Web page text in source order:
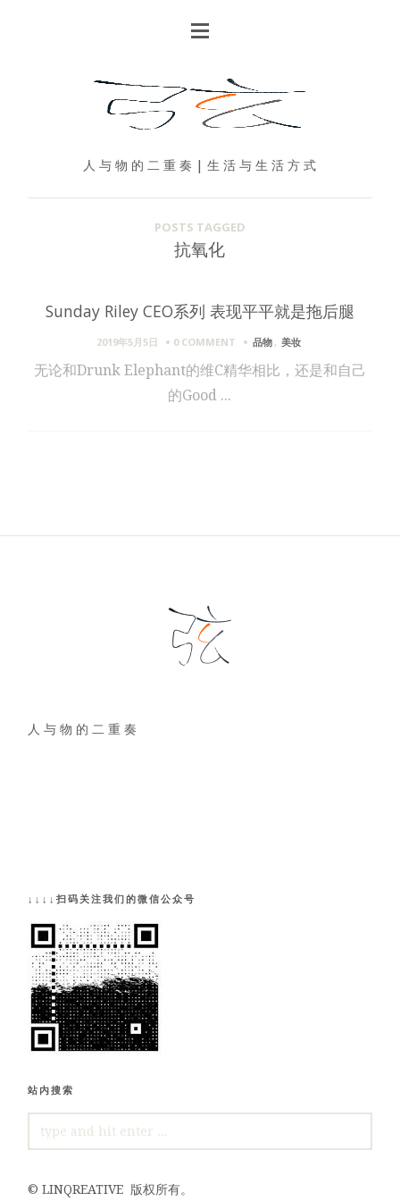
人 与 物 的 二 重 奏 | 生 活 与 生 活 方 式
POSTS TAGGED
抗氧化
Sunday Riley CEO系列 表现平平就是拖后腿
2019年5月5日 0 COMMENT 品物 , 美妆
无论和Drunk Elephant的维C精华相比，还是和自己
的Good ...
人 与 物 的 二 重 奏
↓↓↓↓扫码关注我们的微信公众号
站内搜索
FOR:
©LINQREATIVE 版权所有。